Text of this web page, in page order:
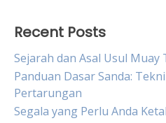
Recent Posts
Sejarah dan Asal Usul Muay
Panduan Dasar Sanda:
Pertarungan
Segala yang Perlu Anda